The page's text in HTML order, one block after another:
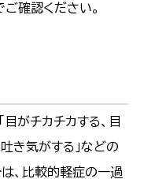
確認ください。
がチカチカする、目
き気がする」などの
、比較的軽症の一過